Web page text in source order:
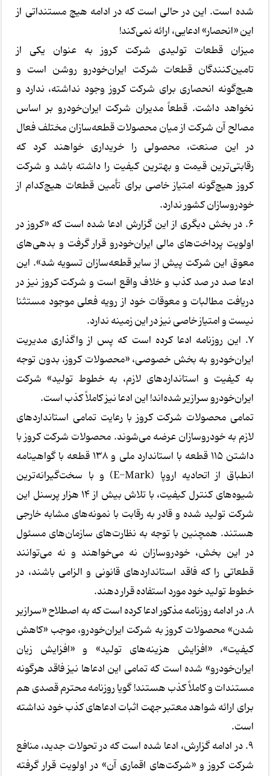
شده است. این در حالی است که در ادامه هیچ مستنداتی از
این «انحصار» ادعایی، ارائه نمی‌کند!
میزان قطعات تولیدی شرکت کروز به عنوان یکی از
تامین‌کنندگان قطعات شرکت ایران‌خودرو روشن است و
هیچ‌گونه انحصاری برای شرکت کروز وجود نداشته، ندارد و
نخواهد داشت. قطعاً مدیران شرکت ایران‌خودرو بر اساس
مصالح آن شرکت از میان محصولات قطعه‌سازان مختلف فعال
در این صنعت، محصولی را خریداری خواهند کرد که
رقابتی‌ترین قیمت و بهترین کیفیت را داشته باشد و شرکت
کروز هیچ‌گونه امتیاز خاصی برای تأمین قطعات هیچ‌کدام از
خودروسازان کشور ندارد.
6. در بخش دیگری از این گزارش ادعا شده است که «کروز در
اولویت پرداخت‌های مالی ایران‌خودرو قرار گرفت و بدهی‌های
معوق این شرکت پیش از سایر قطعه‌سازان تسویه شد». این
ادعا صد در صد کذب و خلاف واقع است و شرکت کروز نیز در
دریافت مطالبات و معوقات خود از رویه فعلی موجود مستثنا
نیست و امتیاز خاصی نیز در این زمینه ندارد.
7. این روزنامه ادعا کرده است که پس از واگذاری مدیریت
ایران‌خودرو به بخش خصوصی، «محصولات کروز، بدون توجه
به کیفیت و استانداردهای لازم، به خطوط تولید» شرکت
ایران‌خودرو سرازیر شده‌اند! این ادعا نیز کاملاً کذب است.
تمامی محصولات شرکت کروز با رعایت تمامی استانداردهای
لازم به خودروسازان عرضه می‌شوند. محصولات شرکت کروز با
داشتن 115 قطعه با استاندارد ملی و 138 قطعه با گواهینامه
انطباق از اتحادیه اروپا (E-Mark) و با سخت‌گیرانه‌ترین
شیوه‌های کنترل کیفیت، با تلاش بیش از 14 هزار پرسنل این
شرکت تولید شده و قادر به رقابت با نمونه‌های مشابه خارجی
هستند. همچنین با توجه به نظارت‌های سازمان‌های مسئول
در این بخش، خودروسازان نه می‌خواهند و نه می‌توانند
قطعاتی را که فاقد استانداردهای قانونی و الزامی باشند، در
خطوط تولید خود مورد استفاده قرار دهند.
8. در ادامه روزنامه مذکور ادعا کرده است که به اصطلاح «سرازیر
شدن» محصولات کروز به شرکت ایران‌خودرو، موجب «کاهش
کیفیت»، «افزایش هزینه‌های تولید» و «افزایش زیان
ایران‌خودرو» شده است که تمامی این ادعاها نیز فاقد هرگونه
مستندات و کاملاً کذب هستند! گویا روزنامه محترم قصدی هم
برای ارائه شواهد معتبر جهت اثبات ادعاهای کذب خود نداشته
است.
9. در ادامه گزارش، ادعا شده است که در تحولات جدید، منافع
شرکت کروز و «شرکت‌های اقماری آن» در اولویت قرار گرفته